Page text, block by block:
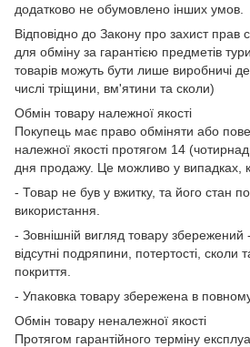
додатково не обумовлено інших умов.
Відповідно до Закону про захист прав
для обміну за гарантією предметів
товарів можуть бути лише виробничі
числі тріщини, вм'ятини та сколи)
Обмін товару належної якості
Покупець має право обміняти або
належної якості протягом 14
дня продажу. Це можливо у випадках,
- Товар не був у вжитку, та його стан
використання.
- Зовнішній вигляд товару
відсутні подряпини, потертості, сколи
покриття.
- Упаковка товару збережена в повному
Обмін товару неналежної якості
Протягом гарантійного терміну